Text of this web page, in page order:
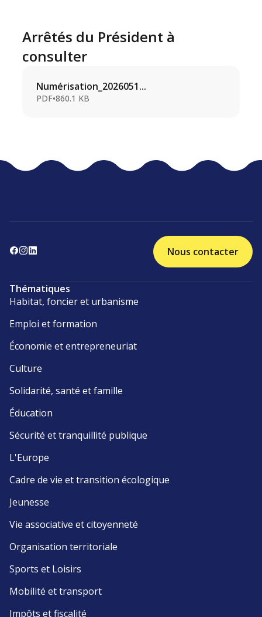
Arrêtés du Président à
consulter
Numérisation_2026051...
PDF•860.1 KB
Nous contacter
Thématiques
Habitat, foncier et urbanisme
Emploi et formation
Économie et entrepreneuriat
Culture
Solidarité, santé et famille
Éducation
Sécurité et tranquillité publique
L'Europe
Cadre de vie et transition écologique
Jeunesse
Vie associative et citoyenneté
Organisation territoriale
Sports et Loisirs
Mobilité et transport
Impôts et fiscalité